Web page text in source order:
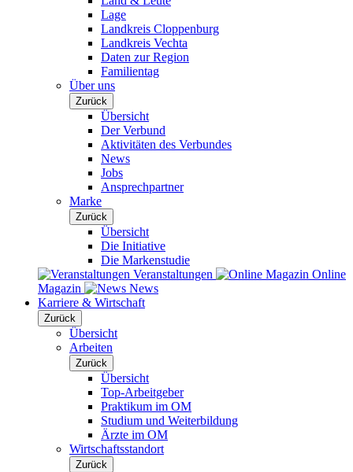
Lage
Landkreis Cloppenburg
Landkreis Vechta
Daten zur Region
Familientag
Über uns
Zurück
Übersicht
Der Verbund
Aktivitäten des Verbundes
News
Jobs
Ansprechpartner
Marke
Zurück
Übersicht
Die Initiative
Die Markenstudie
Veranstaltungen
Online
Magazin
News
Karriere & Wirtschaft
Zurück
Übersicht
Arbeiten
Zurück
Übersicht
Top-Arbeitgeber
Praktikum im OM
Studium und Weiterbildung
Ärzte im OM
Wirtschaftsstandort
Zurück